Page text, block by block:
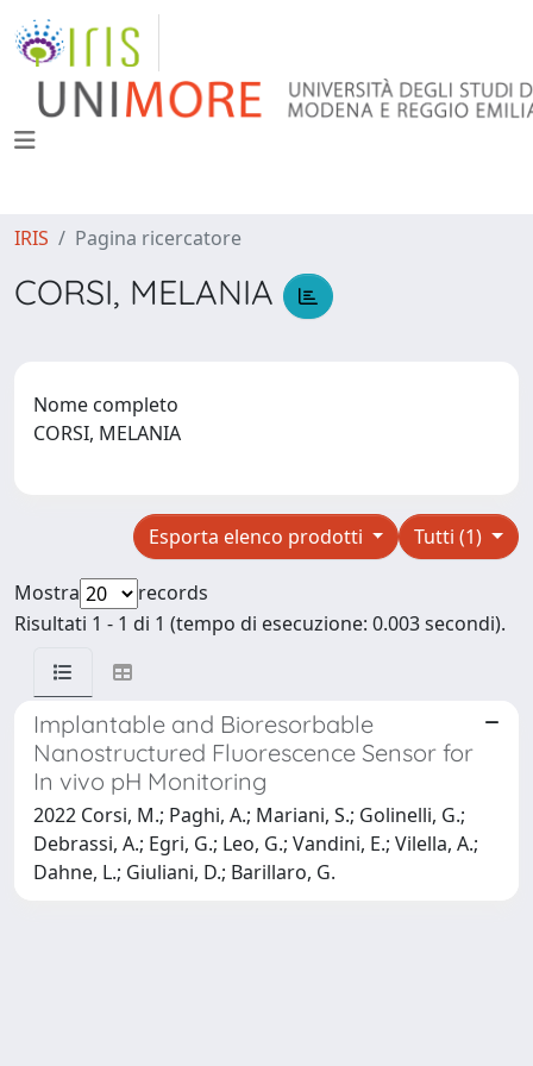
IRIS Pagina ricercatore
CORSI, MELANIA
Nome completo
CORSI, MELANIA
Tutti (1)
Esporta elenco prodotti
Mostra
records
Risultati 1 - 1 di 1 (tempo di esecuzione: 0.003 secondi).
Implantable and Bioresorbable
Nanostructured Fluorescence Sensor for
In vivo pH Monitoring
2022 Corsi, M.; Paghi, A.; Mariani, S.; Golinelli, G.;
Debrassi, A.; Egri, G.; Leo, G.; Vandini, E.; Vilella, A.;
Dahne, L.; Giuliani, D.; Barillaro, G.